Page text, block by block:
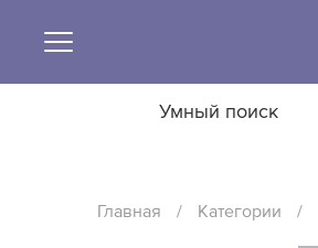
Умный поиск
Главная / Категории /